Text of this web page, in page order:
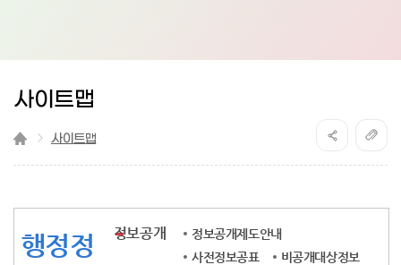
사이트맵
사이트맵
행정정 정보공개
정보공개제도안내
사전정보공표
비공개대상정보